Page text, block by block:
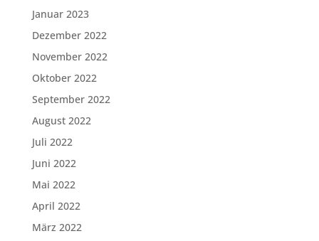
Januar 2023
Dezember 2022
November 2022
Oktober 2022
September 2022
August 2022
Juli 2022
Juni 2022
Mai 2022
April 2022
März 2022